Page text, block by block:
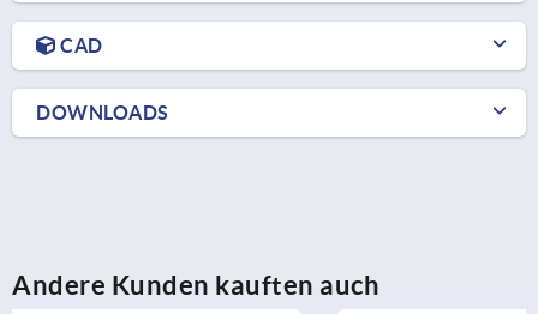
CAD
DOWNLOADS
Andere Kunden kauften auch